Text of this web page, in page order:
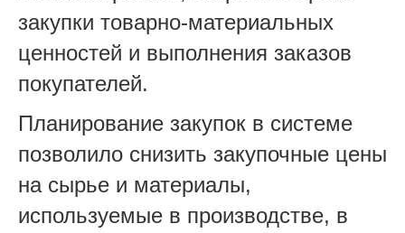
закупки товарно-материальных
ценностей и выполнения заказов
покупателей.
Планирование закупок в системе
позволило снизить закупочные цены
на сырье и материалы,
используемые в производстве, в